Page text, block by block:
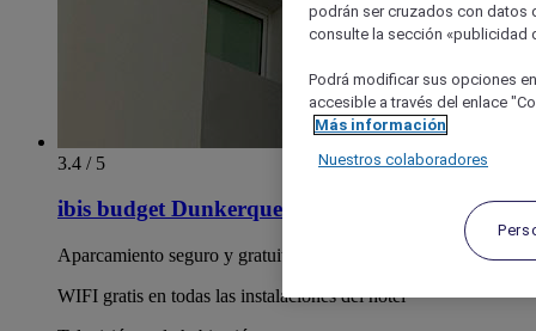
3.4 / 5
ibis budget Dunkerque Grande Synthe
Aparcamiento seguro y gratuito
WIFI gratis en todas las instalaciones del hotel
podrán ser cruzados con datos
consulte la sección «publicidad
Podrá modificar sus opciones
accesible a través del enlace
Más información
Nuestros colaboradores